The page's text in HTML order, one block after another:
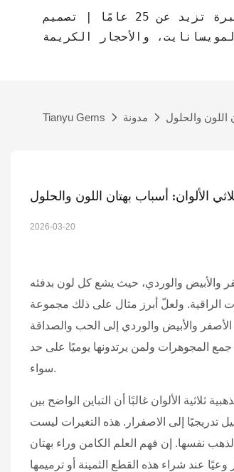
مصنع مجوهرات حسب الطلب بخبرة تزيد عن 25 عامًا | تصميم CAD مجاني | مجوهرات
والأحجار الكريمة
Tianyu Gems مدونة اللون والحلول
الألوان: أسباب بهتان اللون والحلول
2026-03-20
والأبيض والوردي، حيث يشع كل لون بدفئه
الراقية. ولعلّ أبرز مثال على ذلك مجموعة
متشابكة من الذهب الأصفر والأبيض والوردي إلى الحب والصداقة
جمع المجوهرات ولمن يرتدونها يوميًا على حد
سواء.
الألوان غالبًا أن التباين الواضح بين
تدريجيًا إلى الاصفرار. هذه التغيرات ليست
نفسها. إن فهم العلم الكامن وراء بهتان